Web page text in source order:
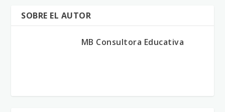
SOBRE EL AUTOR
MB Consultora Educativa